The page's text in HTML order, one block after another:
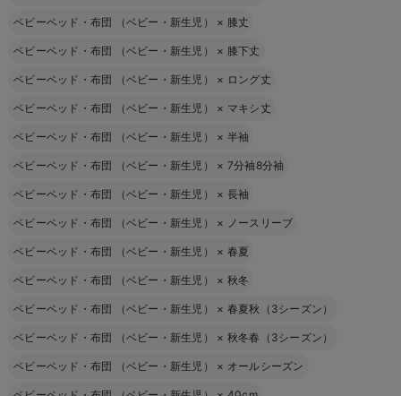
ベビーベッド・布団 （ベビー・新生児） × 膝丈
ベビーベッド・布団 （ベビー・新生児） × 膝下丈
ベビーベッド・布団 （ベビー・新生児） × ロング丈
ベビーベッド・布団 （ベビー・新生児） × マキシ丈
ベビーベッド・布団 （ベビー・新生児） × 半袖
ベビーベッド・布団 （ベビー・新生児） × 7分袖8分袖
ベビーベッド・布団 （ベビー・新生児） × 長袖
ベビーベッド・布団 （ベビー・新生児） × ノースリーブ
ベビーベッド・布団 （ベビー・新生児） × 春夏
ベビーベッド・布団 （ベビー・新生児） × 秋冬
ベビーベッド・布団 （ベビー・新生児） × 春夏秋（3シーズン）
ベビーベッド・布団 （ベビー・新生児） × 秋冬春（3シーズン）
ベビーベッド・布団 （ベビー・新生児） × オールシーズン